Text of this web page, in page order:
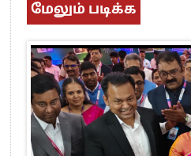
மேலும் படிக்க